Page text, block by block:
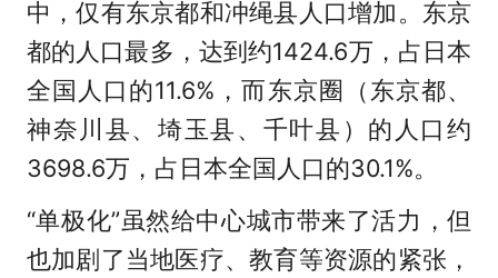
中，仅有东京都和冲绳县人口增加。东京
都的人口最多，达到约1424.6万，占日本
全国人口的11.6%，而东京圈（东京都、
神奈川县、埼玉县、千叶县）的人口约
3698.6万，占日本全国人口的30.1%。
“单极化”虽然给中心城市带来了活力，但
也加剧了当地医疗、教育等资源的紧张，